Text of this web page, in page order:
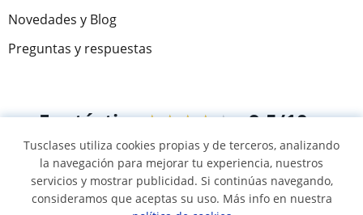
Novedades y Blog
Preguntas y respuestas
Fantástica★★★★★ 9,5/10
305826 opiniones de alumnos
© 2007 - 2026 Tusclases.co
Tusclases utiliza cookies propias y de terceros, analizando
la navegación para mejorar tu experiencia, nuestros
servicios y mostrar publicidad. Si continúas navegando,
consideramos que aceptas su uso. Más info en nuestra